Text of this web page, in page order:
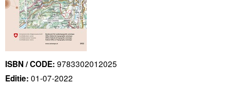
ISBN / CODE: 9783302012025
Editie: 01-07-2022